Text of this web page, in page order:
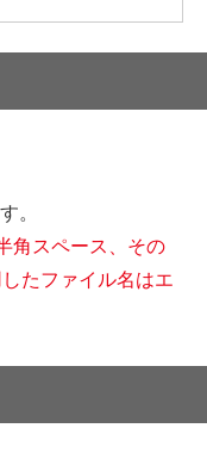
。
角スペース、その
たファイル名はエ